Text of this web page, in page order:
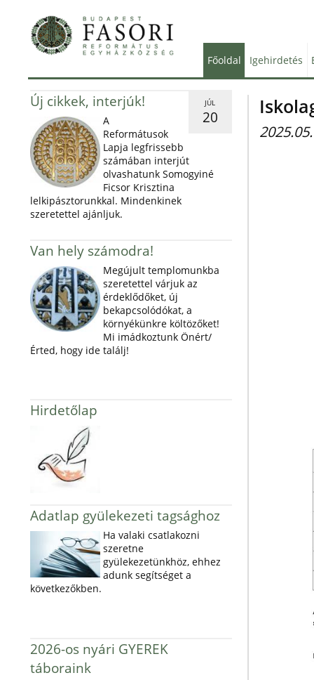
Főoldal Igehirdetés
JÚL
20
Új cikkek, interjúk!
A
Reformátusok
Lapja legfrissebb
számában interjút
olvashatunk Somogyiné
Ficsor Krisztina
lelkipásztorunkkal. Mindenkinek
szeretettel ajánljuk.
Van hely számodra!
Megújult templomunkba
szeretettel várjuk az
érdeklődőket, új
bekapcsolódókat, a
környékünkre költözőket!
Mi imádkoztunk Önért/
Érted, hogy ide találj!
Hirdetőlap
Adatlap gyülekezeti tagsághoz
Ha valaki csatlakozni
szeretne
gyülekezetünkhöz, ehhez
adunk segítséget a
következőkben.
2026-os nyári GYEREK
táboraink